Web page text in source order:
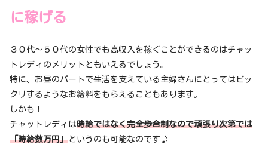
に稼げる
３０代～５０代の女性でも高収入を稼ぐことができるのはチャッ
トレディのメリットともいえるでしょう。
特に、お昼のパートで生活を支えている主婦さんにとってはビッ
クリするようなお給料をもらえることもあります。
しかも！
チャットレディは時給ではなく完全歩合制なので頑張り次第では
「時給数万円」というのも可能なのです♪